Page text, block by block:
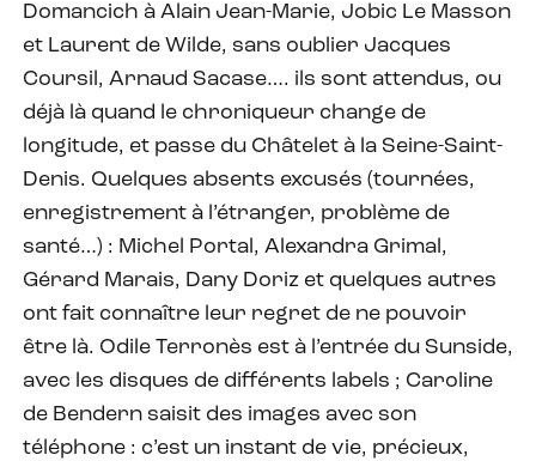
Domancich à Alain Jean-Marie, Jobic Le Masson
et Laurent de Wilde, sans oublier Jacques
Coursil, Arnaud Sacase…. ils sont attendus, ou
déjà là quand le chroniqueur change de
longitude, et passe du Châtelet à la Seine-Saint-
Denis. Quelques absents excusés (tournées,
enregistrement à l’étranger, problème de
santé…) : Michel Portal, Alexandra Grimal,
Gérard Marais, Dany Doriz et quelques autres
ont fait connaître leur regret de ne pouvoir
être là. Odile Terronès est à l’entrée du Sunside,
avec les disques de différents labels ; Caroline
de Bendern saisit des images avec son
téléphone : c’est un instant de vie, précieux,